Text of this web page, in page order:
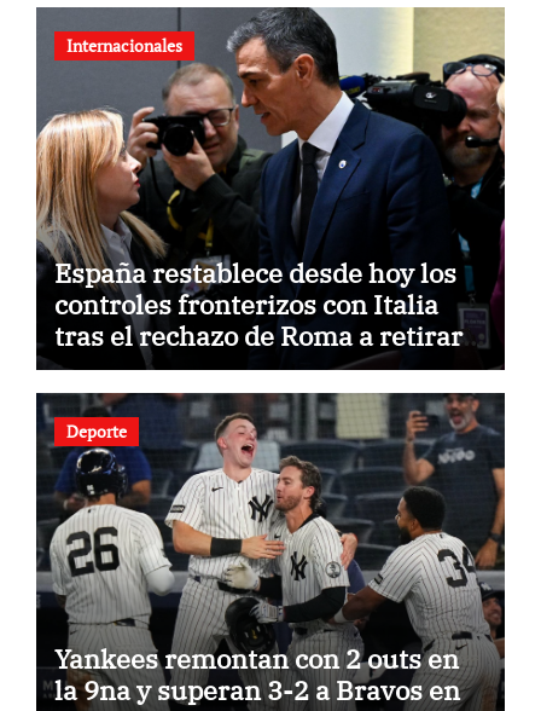
Internacionales
España restablece desde hoy los
controles fronterizos con Italia
tras el rechazo de Roma a retirar
las restricciones
Deporte
Yankees remontan con 2 outs en
la 9na y superan 3-2 a Bravos en